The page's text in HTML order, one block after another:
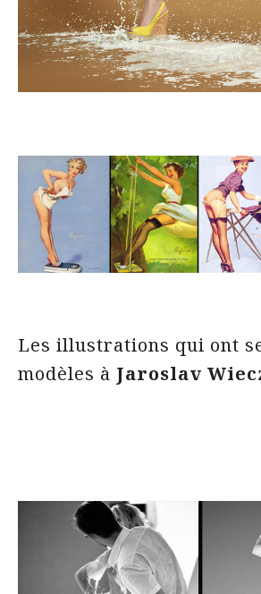
Les illustrations qui ont
modèles à Jaroslav